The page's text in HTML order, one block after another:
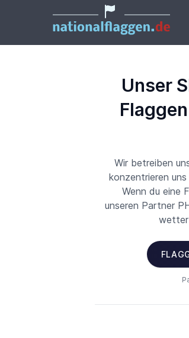
Unser
Wir betreiben
konzentrieren
Wenn du eine
unseren Partner